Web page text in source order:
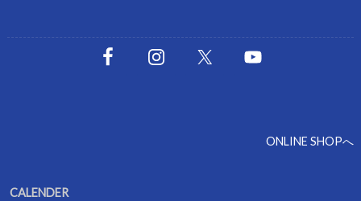
ONLINE SHOPへ
CALENDER